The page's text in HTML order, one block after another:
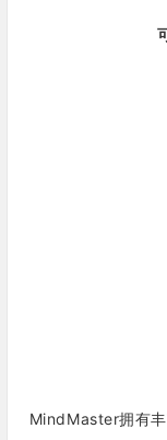
MindMaster拥有丰